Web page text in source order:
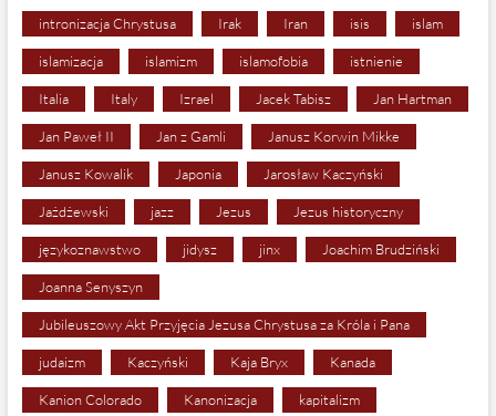
intronizacja Chrystusa Irak Iran isis islam
islamizacja islamizm islamofobia istnienie
Italia Italy Izrael Jacek Tabisz Jan Hartman
Jan Paweł II Jan z Gamli Janusz Korwin Mikke
Janusz Kowalik Japonia Jarosław Kaczyński
Jażdżewski jazz Jezus Jezus historyczny
językoznawstwo jidysz jinx Joachim Brudziński
Joanna Senyszyn
Jubileuszowy Akt Przyjęcia Jezusa Chrystusa za Króla i Pana
judaizm Kaczyński Kaja Bryx Kanada
Kanion Colorado Kanonizacja kapitalizm